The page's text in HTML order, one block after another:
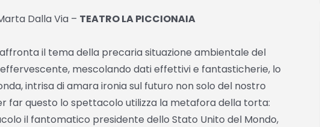
Dalla Via – TEATRO LA PICCIONAIA
il tema della precaria situazione ambientale del
mescolando dati effettivi e fantasticherie, lo
intrisa di amara ironia sul futuro non solo del nostro
far questo lo spettacolo utilizza la metafora della torta:
il fantomatico presidente dello Stato Unito del Mondo,